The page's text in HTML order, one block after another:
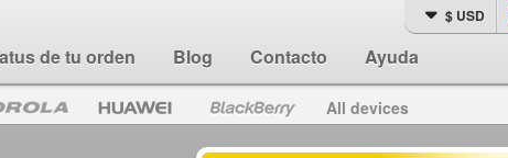
de tu orden Blog Contacto Ayuda
$ USD
All devices